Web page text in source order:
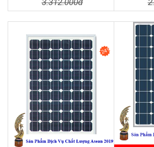
24%